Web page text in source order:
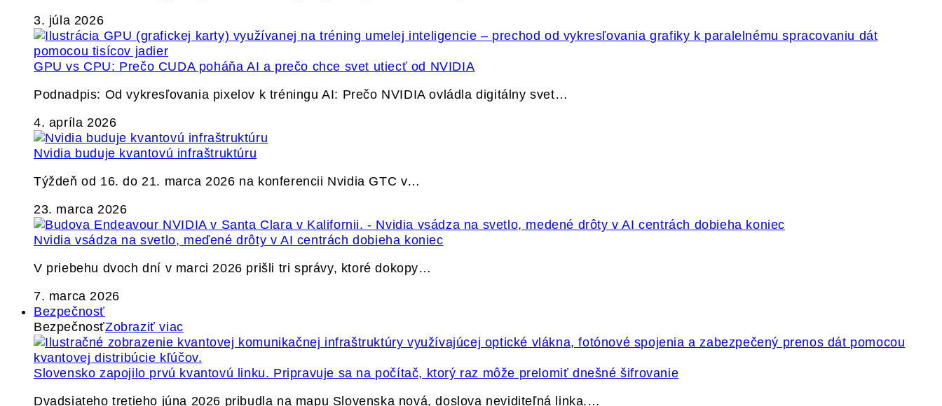
3. júla 2026
GPU vs CPU: Prečo CUDA poháňa AI a prečo chce svet utiecť od NVIDIA
Podnadpis: Od vykresľovania pixelov k tréningu AI: Prečo NVIDIA ovládla digitálny svet…
4. apríla 2026
Nvidia buduje kvantovú infraštruktúru
Týždeň od 16. do 21. marca 2026 na konferencii Nvidia GTC v…
23. marca 2026
Nvidia vsádza na svetlo, meďené drôty v AI centrách dobieha koniec
V priebehu dvoch dní v marci 2026 prišli tri správy, ktoré dokopy…
7. marca 2026
Bezpečnosť
BezpečnosťZobraziť viac
Slovensko zapojilo prvú kvantovú linku. Pripravuje sa na počítač, ktorý raz môže prelomiť dnešné šifrovanie
Dvadsiateho tretieho júna 2026 pribudla na mapu Slovenska nová, doslova neviditeľná linka.…